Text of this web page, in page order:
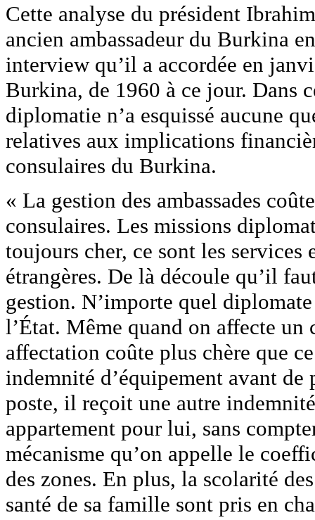
Cette analyse du président
ancien ambassadeur du Burkina
interview qu’il a accordée en
Burkina, de 1960 à ce jour. Dans
diplomatie n’a esquissé aucune
relatives aux implications
consulaires du Burkina.
« La gestion des ambassades
consulaires. Les missions
toujours cher, ce sont les
étrangères. De là découle qu’il
gestion. N’importe quel
l’État. Même quand on affecte
affectation coûte plus chère que
indemnité d’équipement avant
poste, il reçoit une autre
appartement pour lui, sans
mécanisme qu’on appelle le
des zones. En plus, la scolarité
santé de sa famille sont pris en